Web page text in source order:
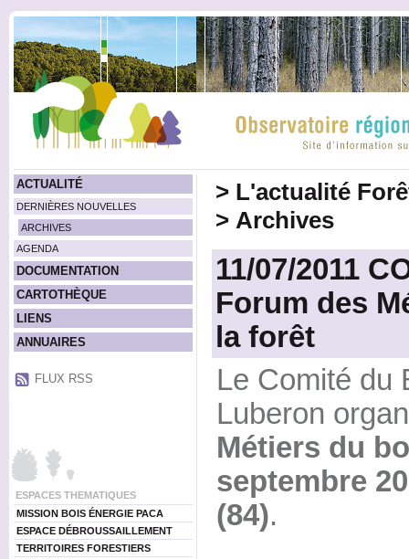
ACTUALITÉ
DERNIÈRES NOUVELLES
ARCHIVES
AGENDA
DOCUMENTATION
CARTOTHÈQUE
LIENS
ANNUAIRES
FLUX RSS
ESPACES THEMATIQUES
MISSION BOIS ÉNERGIE PACA
ESPACE DÉBROUSSAILLEMENT
TERRITOIRES FORESTIERS
> L'actualité
> Archives
11/07/2011
Forum des
la forêt
Le Comité du
Luberon
Métiers du
septembre
(84).